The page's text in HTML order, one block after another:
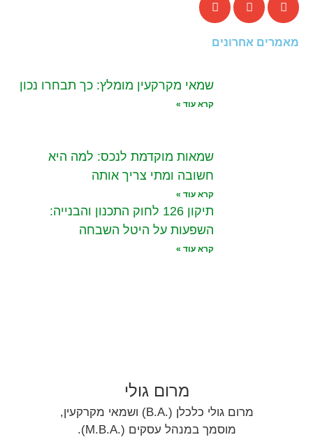
מאמרים אחרונים
שמאי מקרקעין מומלץ: כך תבחרו נכון
קרא עוד »
שמאות מוקדמת לנכס: למה היא
חשובה ומתי צריך אותה
קרא עוד »
תיקון 126 לחוק התכנון והבנייה:
השפעות על היטל השבחה
קרא עוד »
מרום גולי
מרום גולי כלכלן (.B.A) ושמאי מקרקעין,
מוסמך במנהל עסקים (.M.B.A).